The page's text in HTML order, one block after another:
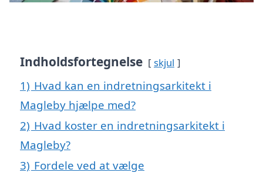
Indholdsfortegnelse skjul
1) Hvad kan en indretningsarkitekt i
Magleby hjælpe med?
2) Hvad koster en indretningsarkitekt i
Magleby?
3) Fordele ved at vælge